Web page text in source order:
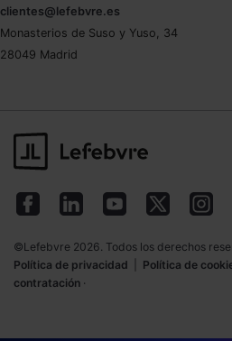
clientes@lefebvre.es
Monasterios de Suso y Yuso, 34
28049 Madrid
©Lefebvre 2026. Todos los derechos
Política de privacidad
Política de
contratación ·